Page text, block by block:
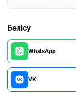
Бөлісу
WhatsApp
VK